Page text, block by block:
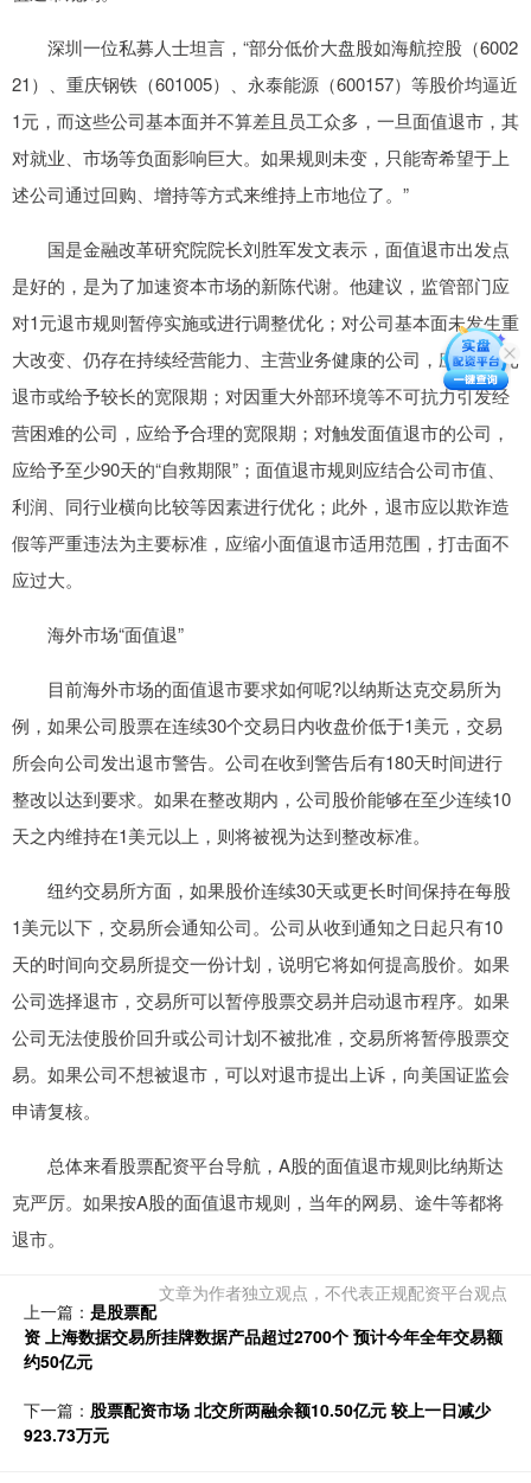
深圳一位私募人士坦言，“部分低价大盘股如海航控股（6002
21）、重庆钢铁（601005）、永泰能源（600157）等股价均逼近
1元，而这些公司基本面并不算差且员工众多，一旦面值退市，其
对就业、市场等负面影响巨大。如果规则未变，只能寄希望于上
述公司通过回购、增持等方式来维持上市地位了。”
国是金融改革研究院院长刘胜军发文表示，面值退市出发点
是好的，是为了加速资本市场的新陈代谢。他建议，监管部门应
对1元退市规则暂停实施或进行调整优化；对公司基本面未发生重
大改变、仍存在持续经营能力、主营业务健康的公司，应豁免1元
退市或给予较长的宽限期；对因重大外部环境等不可抗力引发经
营困难的公司，应给予合理的宽限期；对触发面值退市的公司，
应给予至少90天的“自救期限”；面值退市规则应结合公司市值、
利润、同行业横向比较等因素进行优化；此外，退市应以欺诈造
假等严重违法为主要标准，应缩小面值退市适用范围，打击面不
应过大。
海外市场“面值退”
目前海外市场的面值退市要求如何呢?以纳斯达克交易所为
例，如果公司股票在连续30个交易日内收盘价低于1美元，交易
所会向公司发出退市警告。公司在收到警告后有180天时间进行
整改以达到要求。如果在整改期内，公司股价能够在至少连续10
天之内维持在1美元以上，则将被视为达到整改标准。
纽约交易所方面，如果股价连续30天或更长时间保持在每股
1美元以下，交易所会通知公司。公司从收到通知之日起只有10
天的时间向交易所提交一份计划，说明它将如何提高股价。如果
公司选择退市，交易所可以暂停股票交易并启动退市程序。如果
公司无法使股价回升或公司计划不被批准，交易所将暂停股票交
易。如果公司不想被退市，可以对退市提出上诉，向美国证监会
申请复核。
总体来看股票配资平台导航，A股的面值退市规则比纳斯达
克严厉。如果按A股的面值退市规则，当年的网易、途牛等都将
退市。
文章为作者独立观点，不代表正规配资平台观点
上一篇： 是股票配
资 上海数据交易所挂牌数据产品超过2700个 预计今年全年交易额
约50亿元
下一篇： 股票配资市场 北交所两融余额10.50亿元 较上一日减少
923.73万元